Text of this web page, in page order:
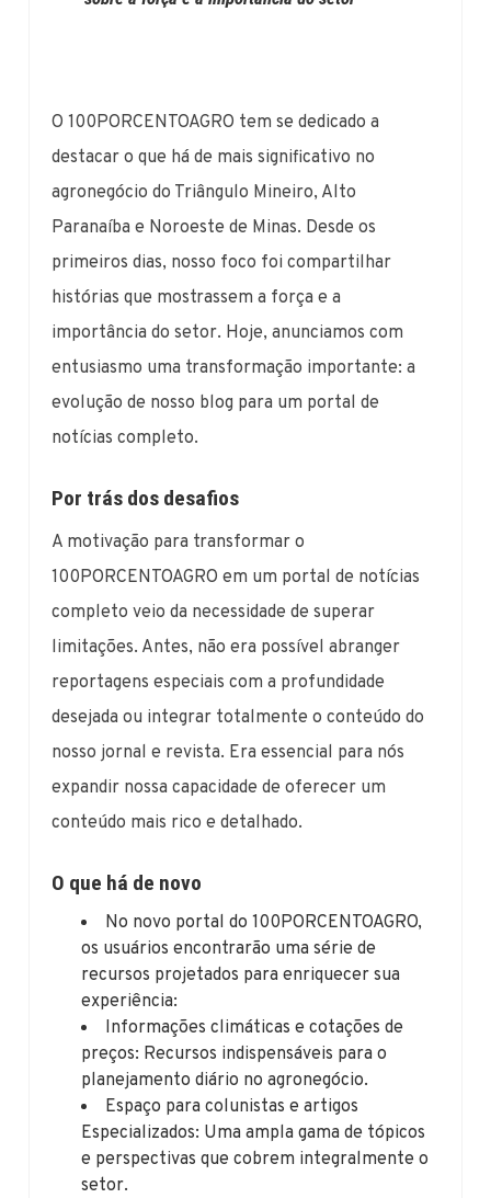
O 100PORCENTOAGRO tem se dedicado a
destacar o que há de mais significativo no
agronegócio do Triângulo Mineiro, Alto
Paranaíba e Noroeste de Minas. Desde os
primeiros dias, nosso foco foi compartilhar
histórias que mostrassem a força e a
importância do setor. Hoje, anunciamos com
entusiasmo uma transformação importante: a
evolução de nosso blog para um portal de
notícias completo.
Por trás dos desafios
A motivação para transformar o
100PORCENTOAGRO em um portal de notícias
completo veio da necessidade de superar
limitações. Antes, não era possível abranger
reportagens especiais com a profundidade
desejada ou integrar totalmente o conteúdo do
nosso jornal e revista. Era essencial para nós
expandir nossa capacidade de oferecer um
conteúdo mais rico e detalhado.
O que há de novo
No novo portal do 100PORCENTOAGRO,
os usuários encontrarão uma série de
recursos projetados para enriquecer sua
experiência:
Informações climáticas e cotações de
preços: Recursos indispensáveis para o
planejamento diário no agronegócio.
Espaço para colunistas e artigos
Especializados: Uma ampla gama de tópicos
e perspectivas que cobrem integralmente o
setor.